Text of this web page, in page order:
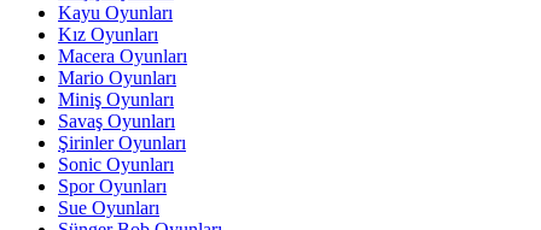
Kayu Oyunları
Kız Oyunları
Macera Oyunları
Mario Oyunları
Miniş Oyunları
Savaş Oyunları
Şirinler Oyunları
Sonic Oyunları
Spor Oyunları
Sue Oyunları